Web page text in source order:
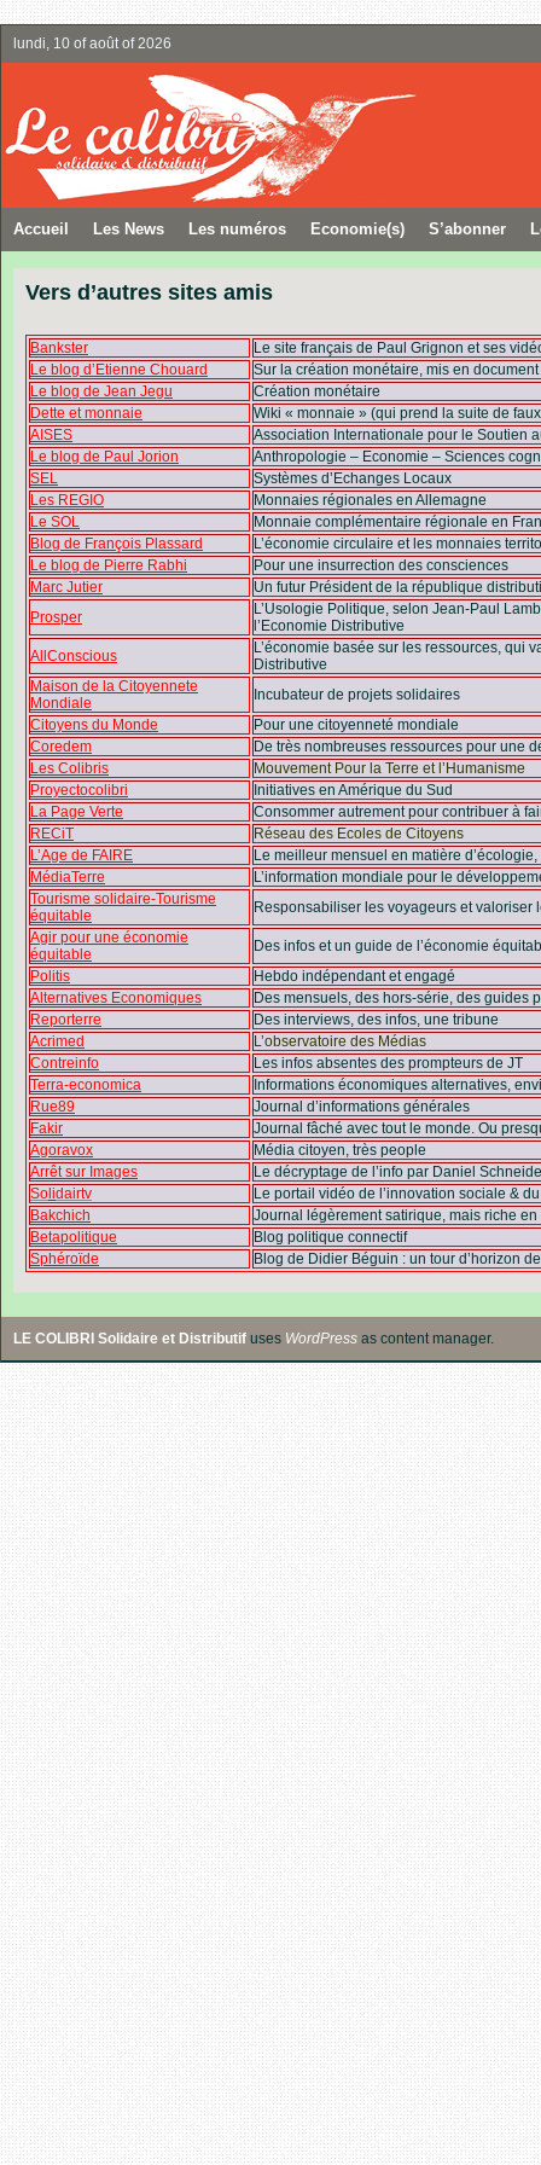
lundi, 10 of août of 2026
Accueil Les News Les numéros Economie(s) S’abonner
Vers d’autres sites amis
Bankster
Le site français de Paul Grignon et ses
Le blog d’Etienne Chouard
Sur la création monétaire, mis en
Le blog de Jean Jegu
Création monétaire
Dette et monnaie
Wiki « monnaie » (qui prend la suite de
AISES
Association Internationale pour le Soutien
Le blog de Paul Jorion
Anthropologie – Economie – Sciences
SEL
Systèmes d’Echanges Locaux
Les REGIO
Monnaies régionales en Allemagne
Le SOL
Monnaie complémentaire régionale en
Blog de François Plassard
L’économie circulaire et les monnaies
Le blog de Pierre Rabhi
Pour une insurrection des consciences
Marc Jutier
Un futur Président de la république
Prosper
L’Usologie Politique, selon Jean-Paul
l’Economie Distributive
AllConscious
L’économie basée sur les ressources, qui
Distributive
Maison de la Citoyennete
Mondiale
Incubateur de projets solidaires
Citoyens du Monde
Pour une citoyenneté mondiale
Coredem
De très nombreuses ressources pour une
Les Colibris
Mouvement Pour la Terre et l’Humanisme
Proyectocolibri
Initiatives en Amérique du Sud
La Page Verte
Consommer autrement pour contribuer à
RECiT
Réseau des Ecoles de Citoyens
L’Age de FAIRE
Le meilleur mensuel en matière
MédiaTerre
L’information mondiale pour le
Tourisme solidaire-Tourisme
équitable
Responsabiliser les voyageurs et
Agir pour une économie
équitable
Des infos et un guide de l’économie
Politis
Hebdo indépendant et engagé
Alternatives Economiques
Des mensuels, des hors-série, des guides
Reporterre
Des interviews, des infos, une tribune
Acrimed
L’observatoire des Médias
Contreinfo
Les infos absentes des prompteurs de JT
Terra-economica
Informations économiques alternatives,
Rue89
Journal d’informations générales
Fakir
Journal fâché avec tout le monde. Ou
Agoravox
Média citoyen, très people
Arrêt sur Images
Le décryptage de l’info par Daniel
So lidairtv
Le portail vidéo de l’innovation sociale &
Bakchich
Journal légèrement satirique, mais riche en
Betapolitique
Blog politique connectif
Sphéroïde
Blog de Didier Béguin : un tour d’horizon
LE COLIBRI Solidaire et Distributif uses WordPress as content manager.